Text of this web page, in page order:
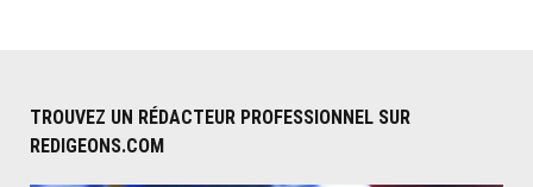
TROUVEZ UN RÉDACTEUR PROFESSIONNEL SUR
REDIGEONS.COM